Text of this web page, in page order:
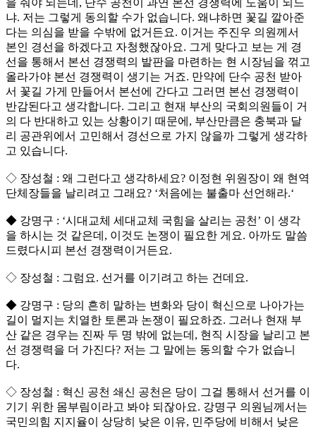
을 줘야 되는데, 단수 공천이 과연 본선 경쟁력에 도움이 되느
냐. 저는 그렇게 동의할 수가 없습니다. 왜냐하면 꽃길 깔아준
다는 의심을 받을 수밖에 없거든요. 이거는 주진우 의원께서
본인 경선을 하겠다고 자청했잖아요. 그게 맞다고 보는 게 경
선을 통해서 본선 경쟁력의 발판을 마련하는 현 시장님을 꺾고
올라가야 본선 경쟁력이 생기는 거죠. 만약에 단수 공천 받아
서 꽃길 가게 만들어서 본선에 간다고 그러면 본선 경쟁력이
반감된다고 생각합니다. 그리고 현재 부산의 국회의원들이 거
의 다 반대하고 있는 상황이기 때문에, 부산만큼은 충북과 달
리 공관위에서 고민해서 경선으로 가지 않을까 그렇게 생각하
고 있습니다.
◇ 장성철 : 왜 그런다고 생각하세요? 이정현 위원장이 왜 현역
단체장들을 날리려고 그래요? ‘처음에는 불출마 선언해라.‘
◆ 강명구 : ‘시대교체 세대교체 국힘을 살리는 공천’ 이 생각
을 하시는 것 같은데, 이것도 논쟁이 필요한 게요. 아까도 말씀
드렸다시피 본선 경쟁력이거든요.
◇ 장성철 : 그럼요. 선거를 이기려고 하는 건데요.
◆ 강명구 : 당의 흔히 말하는 변화와 당이 혁신으로 나아가는
길이 멀지는 치열한 토론과 논쟁이 필요하죠. 그러나 현재 부
산 같은 경우는 진짜 두 명 밖에 없는데, 현직 시장을 날리고 본
선 경쟁력을 더 가진다? 저는 그 말에는 동의할 수가 없습니
다.
◇ 장성철 : 혁신 공천 쇄신 공천은 당이 그걸 통해서 선거를 이
기기 위한 몸부림이라고 봐야 되잖아요. 강명구 의원님께서는
국민의힘 지지율이 상당히 낮은 이유, 민주당에 비해서 낮은